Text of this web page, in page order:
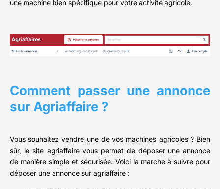
une machine bien spécifique pour votre activité agricole.
Comment passer une annonce
sur Agriaffaire ?
Vous souhaitez vendre une de vos machines agricoles ? Bien
sûr, le site agriaffaire vous permet de déposer une annonce
de manière simple et sécurisée. Voici la marche à suivre pour
déposer une annonce sur agriaffaire :